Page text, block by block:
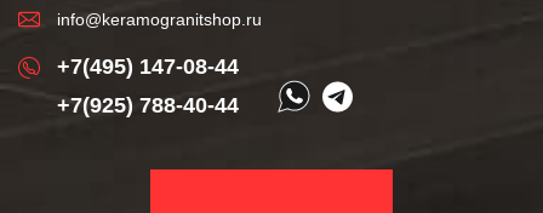
info@keramogranitshop.ru
+7(495) 147-08-44
+7(925) 788-40-44